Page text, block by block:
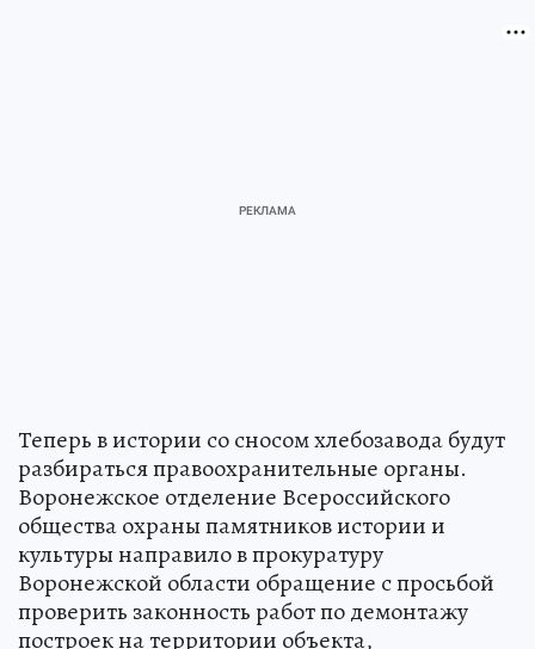
Теперь в истории со сносом хлебозавода будут
разбираться правоохранительные органы.
Воронежское отделение Всероссийского
общества охраны памятников истории и
культуры направило в прокуратуру
Воронежской области обращение с просьбой
проверить законность работ по демонтажу
построек на территории объекта,